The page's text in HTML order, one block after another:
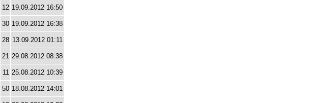
12 19.09.2012 16:50
30 19.09.2012 16:38
28 13.09.2012 01:11
21 29.08.2012 08:38
11 25.08.2012 10:39
50 18.08.2012 14:01